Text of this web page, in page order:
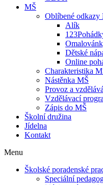
MŠ
Oblíbené odkazy
Alík
Dětské
Online
Charakteristika
Nástěnka MŠ
Provoz a
Vzdělávací
Zápis do MŠ
Školní družina
Jídelna
Kontakt
Menu
Školské poradenské
Speciální